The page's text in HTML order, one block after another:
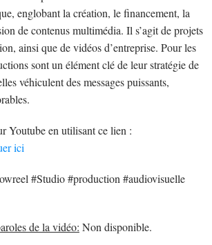
englobant la création, le financement, la
de contenus multimédia. Il s’agit de projets
ainsi que de vidéos d’entreprise. Pour les
sont un élément clé de leur stratégie de
véhiculent des messages puissants,
Youtube en utilisant ce lien :
ici
#Studio #production #audiovisuelle
de la vidéo: Non disponible.